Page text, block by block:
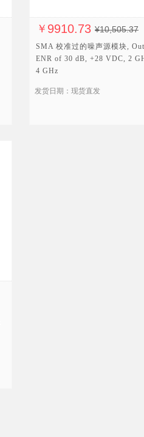
￥ 9910.73 ¥10,505.37
SMA 校准过的噪声源模块,
ENR of 30 dB, +28 VDC, 2
4 GHz
发货日期：现货直发